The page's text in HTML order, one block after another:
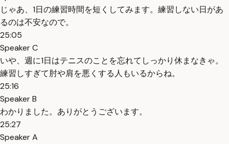
じゃあ、1日の練習時間を短くしてみます。練習しない日があ
るのは不安なので。
25:05
Speaker C
いや、週に1日はテニスのことを忘れてしっかり休まなきゃ。
練習しすぎて肘や肩を悪くする人もいるからね。
25:16
Speaker B
わかりました。ありがとうございます。
25:27
Speaker A